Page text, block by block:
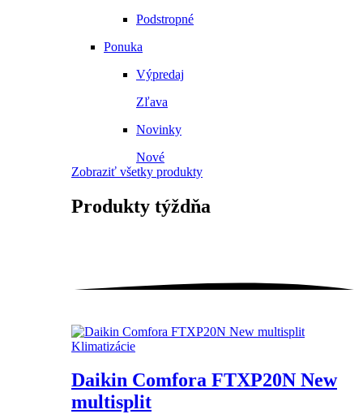
Podstropné
Ponuka
Výpredaj
Zľava
Novinky
Nové
Zobraziť všetky produkty
Produkty týždňa
Klimatizácie
Daikin Comfora FTXP20N New
multisplit